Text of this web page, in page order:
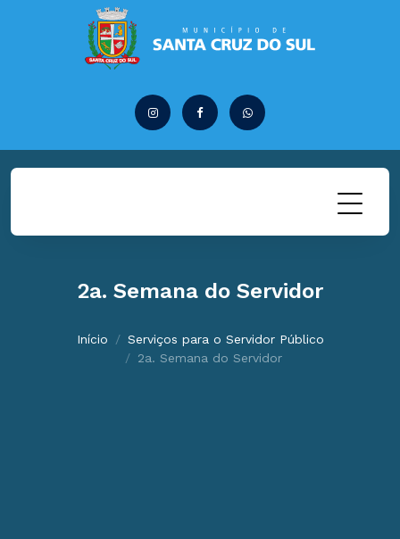
2a. Semana do Servidor
Início
Serviços para o Servidor Público
2a. Semana do Servidor